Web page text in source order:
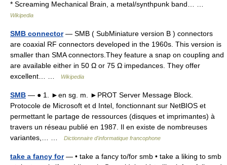
* Screaming Mechanical Brain, a metal/synthpunk band… …
Wikipedia
SMB connector— SMB ( SubMiniature version B ) connectors
are coaxial RF connectors developed in the 1960s. This version is
smaller than SMA connectors.They feature a snap on coupling and
are available either in 50 Ω or 75 Ω impedances. They offer
excellent… …
Wikipedia
SMB — ● 1. ►en sg. m. ►PROT Server Message Block.
Protocole de Microsoft et d Intel, fonctionnant sur NetBIOS et
permettant le partage de ressources (disques et imprimantes) à
travers un réseau publié en 1987. Il en existe de nombreuses
variantes,… …
Dictionnaire d'informatique francophone
take a fancy for— • take a fancy to/for smb • take a liking to smb